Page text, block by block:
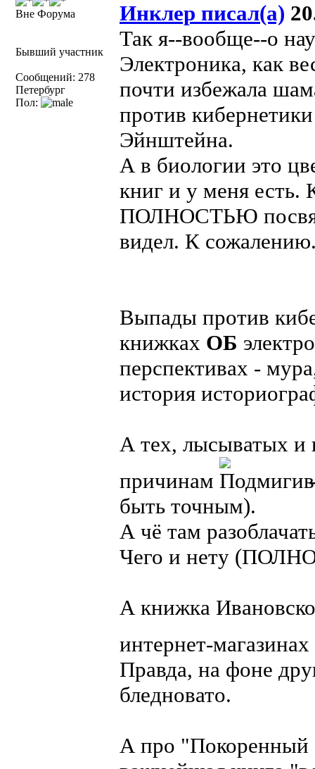
Вне Форума
Бывший участник
Сообщений: 278
Петербург
Пол:
Инклер писал(а)
Так я--вообще--о
Электроника, как
почти избежала
против
Эйнштейна.
А в биологии это
книг и у меня есть.
ПОЛНОСТЬЮ
видел. К
Выпады против
книжках ОБ
перспективах -
история
А тех, лысыватых и
причинам
-
быть точным).
А чё там
Чего и нету
А книжка
интернет-
Правда, на фоне
бледновато.
А про "Покоренный